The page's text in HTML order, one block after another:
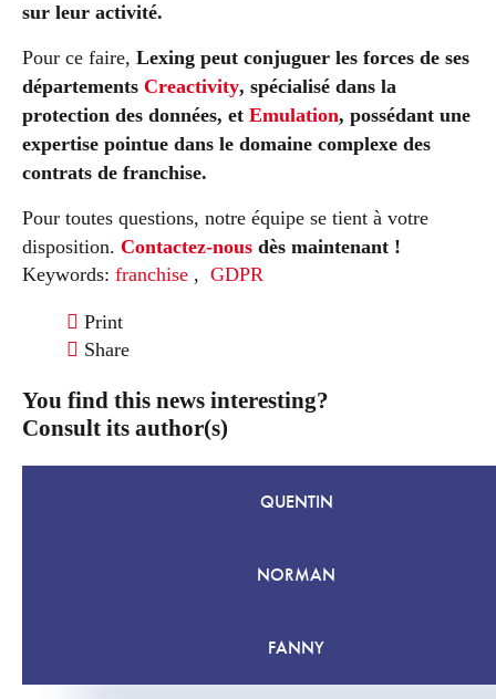
sur leur activité.
Pour ce faire, Lexing peut conjuguer les forces de ses
départements Creactivity, spécialisé dans la
protection des données, et Emulation, possédant une
expertise pointue dans le domaine complexe des
contrats de franchise.
Pour toutes questions, notre équipe se tient à votre
disposition. Contactez-nous dès maintenant !
Keywords: franchise , GDPR
Print
Share
You find this news interesting?
Consult its author(s)
QUENTIN
NORMAN
FANNY